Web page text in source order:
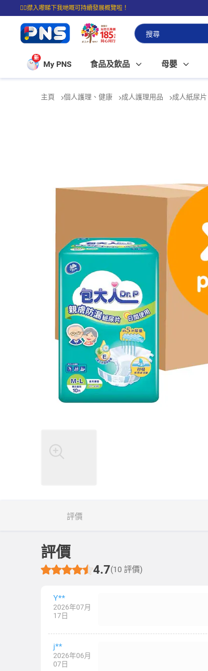
☝🏼㩒入嚟睇下我哋嘅可持續發展概覽啦！
⭐購物滿$399即享免費送貨；滿$100即可免費店取。
新
My PNS 食品及飲品 母嬰
主頁 個人護理、健康 成人護理用品 成人紙尿片
評價
評價
4.7(10 評價)
Y**
2026年07月
17日
j**
2026年06月
07日